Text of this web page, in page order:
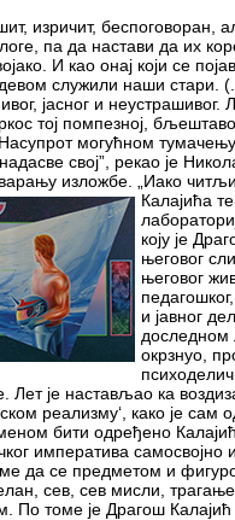
изричит, беспоговоран,
па да настави да их
И као онај који се
служили наши стари.
јасног и неустрашивог.
тој помпезној,
могућном
свој”, рекао је
изложбе. „Иако
Калајића
коју је
његовог
његовог
и јавног
доследном
окрзнуо,
Лет је настављао ка
реализму‘, како је
бити одређено
императива самосвојно
да се предметом и
сев, сев мисли,
По томе је Драгош